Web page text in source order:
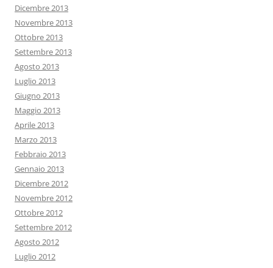
Dicembre 2013
Novembre 2013
Ottobre 2013
Settembre 2013
Agosto 2013
Luglio 2013
Giugno 2013
Maggio 2013
Aprile 2013
Marzo 2013
Febbraio 2013
Gennaio 2013
Dicembre 2012
Novembre 2012
Ottobre 2012
Settembre 2012
Agosto 2012
Luglio 2012